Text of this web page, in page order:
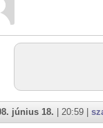
június 18. | 20:59 |